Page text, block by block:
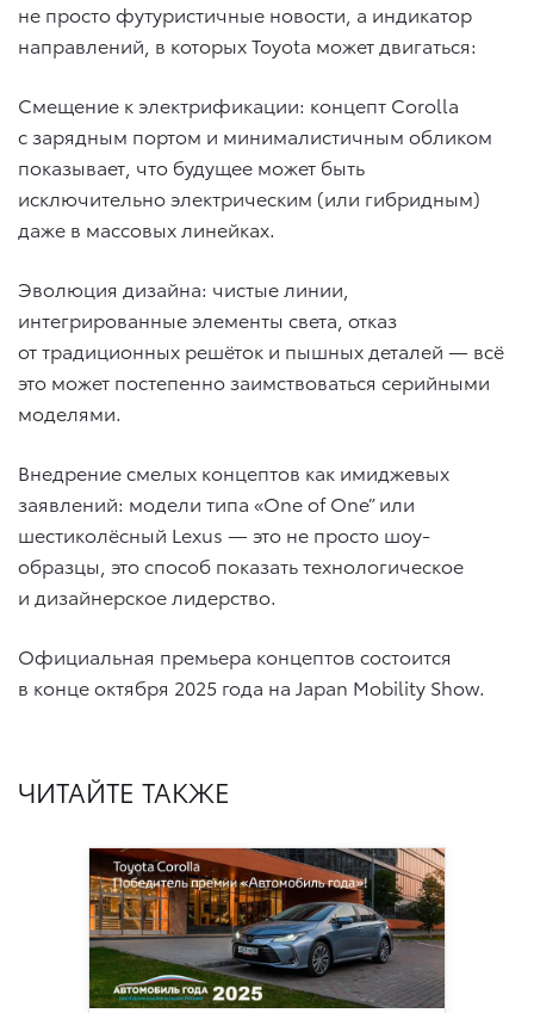
не просто футуристичные новости, а индикатор
направлений, в которых Toyota может двигаться:
Смещение к электрификации: концепт Corolla
с зарядным портом и минималистичным обликом
показывает, что будущее может быть
исключительно электрическим (или гибридным)
даже в массовых линейках.
Эволюция дизайна: чистые линии,
интегрированные элементы света, отказ
от традиционных решёток и пышных деталей — всё
это может постепенно заимствоваться серийными
моделями.
Внедрение смелых концептов как имиджевых
заявлений: модели типа «One of One” или
шестиколёсный Lexus — это не просто шоу-
образцы, это способ показать технологическое
и дизайнерское лидерство.
Официальная премьера концептов состоится
в конце октября 2025 года на Japan Mobility Show.
ЧИТАЙТЕ ТАКЖЕ